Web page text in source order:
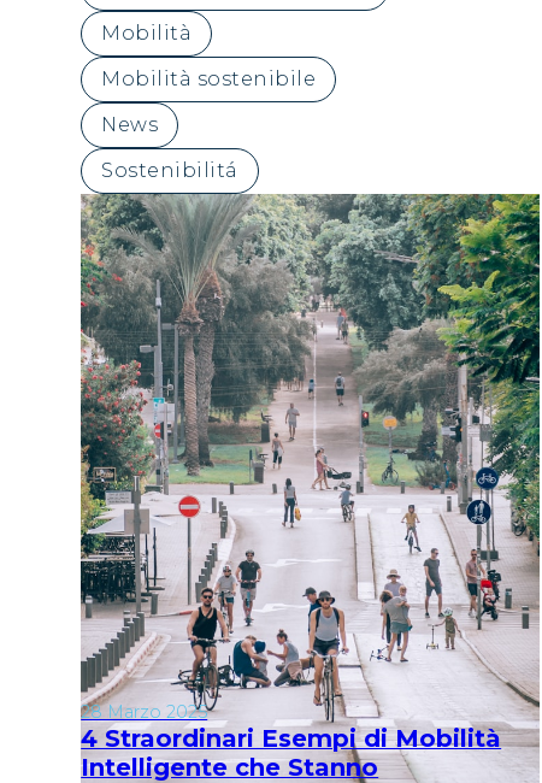
Mobilità
Mobilità sostenibile
News
Sostenibilitá
28 Marzo 2025
4 Straordinari Esempi di Mobilità
Intelligente che Stanno